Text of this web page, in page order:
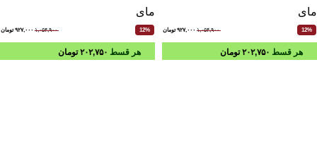
مای
12% ۱,۰۵۴,۹۰۰ ۹۲۷,۰۰۰ تومان
مای
12% ۱,۰۵۴,۹۰۰ ۹۲۷,۰۰۰ تومان
هر قسط ۲۰۲,۷۵۰ تومان هر قسط ۲۰۲,۷۵۰ تومان